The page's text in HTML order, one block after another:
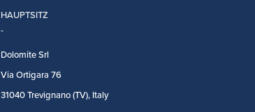
HAUPTSITZ
Dolomite Srl
Via Ortigara 76
31040 Trevignano (TV), Italy